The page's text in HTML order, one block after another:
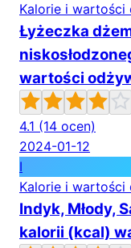
Kalorie i
Łyżeczka
wartości
4.1 (14 ocen)
2024-01-12
I
Kalorie i
Indyk, Młody,
kalorii (kcal)